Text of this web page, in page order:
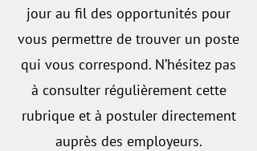
jour au fil des opportunités pour
vous permettre de trouver un poste
qui vous correspond. N’hésitez pas
à consulter régulièrement cette
rubrique et à postuler directement
auprès des employeurs.